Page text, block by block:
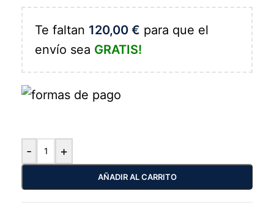
Te faltan 120,00 € para que el
envío sea GRATIS!
- +
AÑADIR AL CARRITO